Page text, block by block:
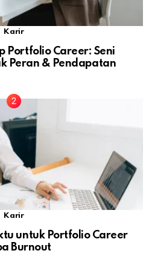
Karir
Portfolio Career: Seni
Peran & Pendapatan
Karir
untuk Portfolio Career
Burnout